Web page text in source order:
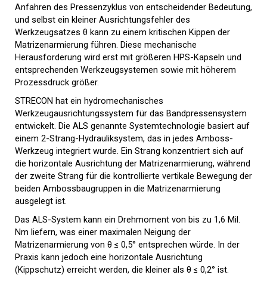
Anfahren des Pressenzyklus von entscheidender Bedeutung,
und selbst ein kleiner Ausrichtungsfehler des
Werkzeugsatzes θ kann zu einem kritischen Kippen der
Matrizenarmierung führen. Diese mechanische
Herausforderung wird erst mit größeren HPS-Kapseln und
entsprechenden Werkzeugsystemen sowie mit höherem
Prozessdruck größer.
STRECON hat ein hydromechanisches
Werkzeugausrichtungssystem für das Bandpressensystem
entwickelt. Die ALS genannte Systemtechnologie basiert auf
einem 2-Strang-Hydrauliksystem, das in jedes Amboss-
Werkzeug integriert wurde. Ein Strang konzentriert sich auf
die horizontale Ausrichtung der Matrizenarmierung, während
der zweite Strang für die kontrollierte vertikale Bewegung der
beiden Ambossbaugruppen in die Matrizenarmierung
ausgelegt ist.
Das ALS-System kann ein Drehmoment von bis zu 1,6 Mil.
Nm liefern, was einer maximalen Neigung der
Matrizenarmierung von θ ≤ 0,5° entsprechen würde. In der
Praxis kann jedoch eine horizontale Ausrichtung
(Kippschutz) erreicht werden, die kleiner als θ ≤ 0,2° ist.